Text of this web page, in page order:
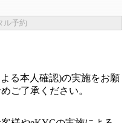
ル予約
る本人確認)の実施をお願
ご了承ください。